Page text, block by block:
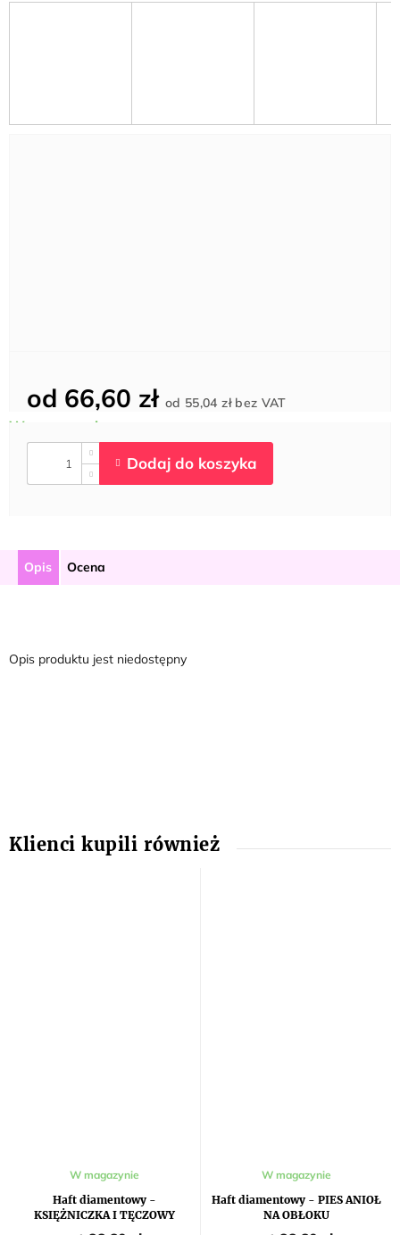
od 66,60 zł od 55,04 złbez VAT
Opis Ocena
Opis produktu jest niedostępny
Haft diamentowy -
KSIĘŻNICZKA I TĘCZOWY
Średnia
ocena
produktu
wynosi
5,0
W magazynie
Haft diamentowy - PIES ANIOŁ
NA OBŁOKU
W magazynie